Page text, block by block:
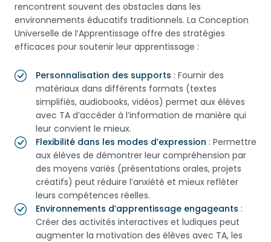
rencontrent souvent des obstacles dans les
environnements éducatifs traditionnels. La Conception
Universelle de l’Apprentissage offre des stratégies
efficaces pour soutenir leur apprentissage :
Personnalisation des supports : Fournir des
matériaux dans différents formats (textes
simplifiés, audiobooks, vidéos) permet aux élèves
avec TA d’accéder à l’information de manière qui
leur convient le mieux.
Flexibilité dans les modes d’expression : Permettre
aux élèves de démontrer leur compréhension par
des moyens variés (présentations orales, projets
créatifs) peut réduire l’anxiété et mieux refléter
leurs compétences réelles.
Environnements d’apprentissage engageants :
Créer des activités interactives et ludiques peut
augmenter la motivation des élèves avec TA, les